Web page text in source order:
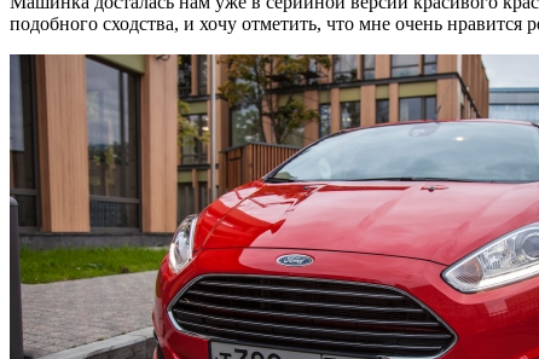
подобного сходства, и хочу отметить, что мне очень